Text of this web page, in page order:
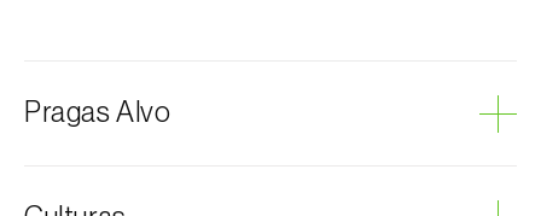
Pragas Alvo